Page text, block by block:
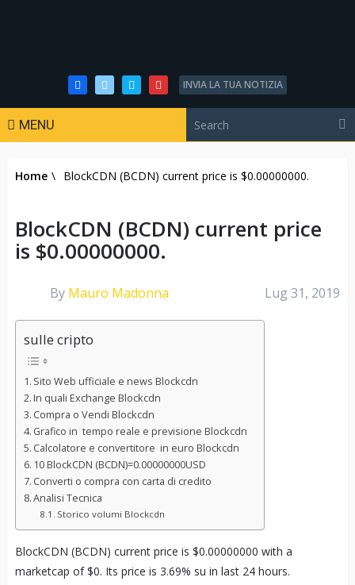
INVIA LA TUA NOTIZIA
MENU
Home \ BlockCDN (BCDN) current price is $0.00000000.
BlockCDN (BCDN) current price
is $0.00000000.
By Mauro Madonna Lug 31, 2019
sulle cripto
Sito Web ufficiale e news Blockcdn
In quali Exchange Blockcdn
Compra o Vendi Blockcdn
Grafico in tempo reale e previsione Blockcdn
Calcolatore e convertitore in euro Blockcdn
10 BlockCDN (BCDN)=0.00000000USD
Converti o compra con carta di credito
Analisi Tecnica
Storico volumi Blockcdn
BlockCDN (BCDN) current price is $0.00000000 with a
marketcap of $0. Its price is 3.69% su in last 24 hours.